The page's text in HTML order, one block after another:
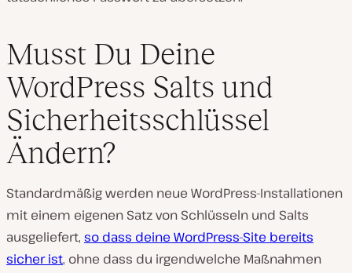
Musst Du Deine
WordPress Salts und
Sicherheitsschlüssel
Ändern?
Standardmäßig werden neue WordPress-Installationen
mit einem eigenen Satz von Schlüsseln und Salts
ausgeliefert, so dass deine WordPress-Site bereits
sicher ist, ohne dass du irgendwelche Maßnahmen